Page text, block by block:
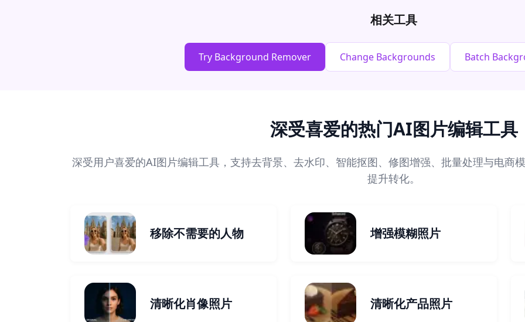
相关工具
Try Background Remover Change Backgrounds Batch
深受喜爱的热门AI图片编辑工具
深受用户喜爱的AI图片编辑工具，支持去背景、去水印、智能抠图、修图增强、批量处理与电商
提升转化。
移除不需要的人物 增强模糊照片
清晰化肖像照片 清晰化产品照片